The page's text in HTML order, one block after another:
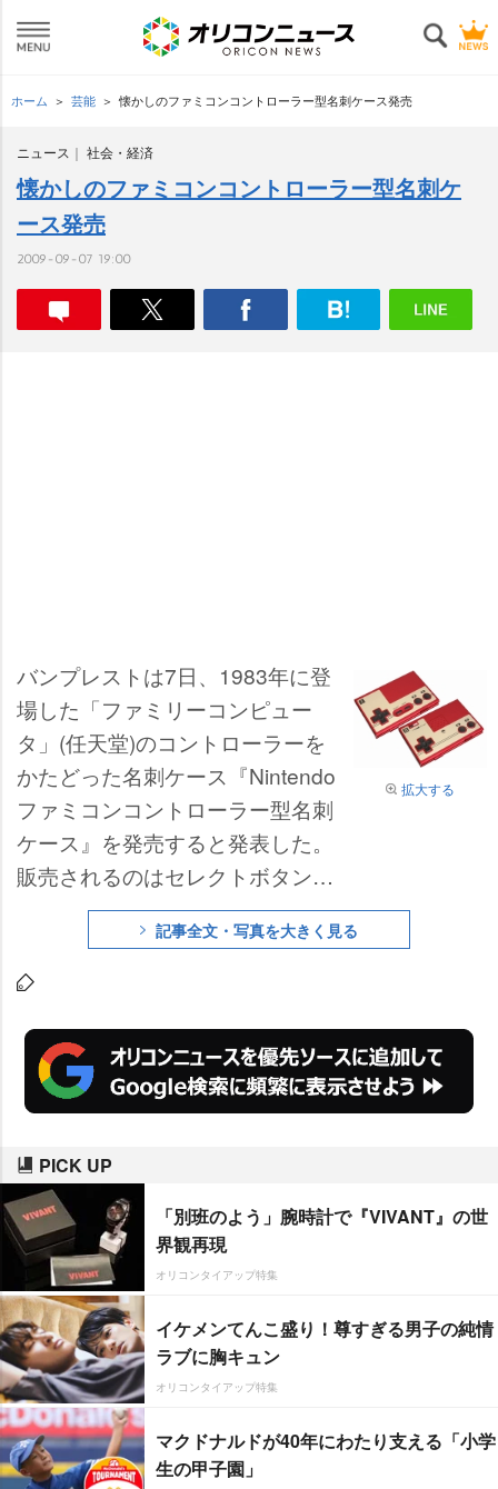
ホーム 芸能 懐かしのファミコンコントローラー型名刺ケース発売
ニュース 社会・経済
懐かしのファミコンコントローラー型名刺ケ
ース発売
2009-09-07 19:00
拡大する
バンプレストは7日、1983年に登
場した「ファミリーコンピュー
タ」(任天堂)のコントローラーを
かたどった名刺ケース『Nintendo
ファミコンコントローラー型名刺
ケース』を発売すると発表した。
販売されるのはセレクトボタン
スタートボタンがある「I型コント
ローラー」と、マイクが備わって
いる「II型コントローラー」の2種
ある” 20～30代をメインターゲッ
トにしている。
記事全文・写真を大きく見る
PICK UP
「別班のよう」腕時計で『VIVANT』の世
界観再現
オリコンタイアップ特集
イケメンてんこ盛り！尊すぎる男子の純情
ラブに胸キュン
オリコンタイアップ特集
マクドナルドが40年にわたり支える「小学
生の甲子園」